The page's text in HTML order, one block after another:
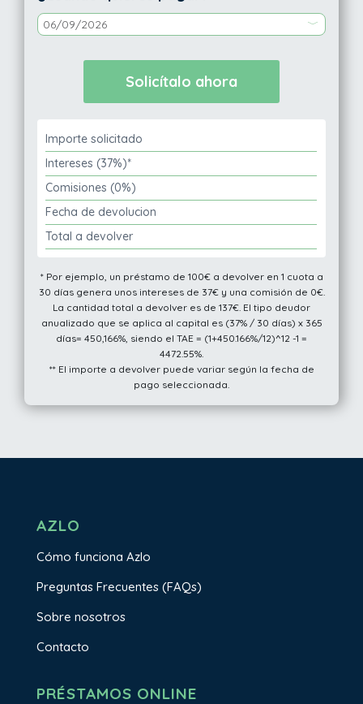
Importe solicitado
Intereses (37%)*
Comisiones (0%)
Fecha de devolucion
Total a devolver
* Por ejemplo, un préstamo de 100€ a devolver en 1 cuota a
30 días genera unos intereses de 37€ y una comisión de 0€.
La cantidad total a devolver es de 137€. El tipo deudor
anualizado que se aplica al capital es (37% / 30 días) x 365
días= 450,166%, siendo el TAE = (1+450.166%/12)^12 -1 =
4472.55%.
** El importe a devolver puede variar según la fecha de
pago seleccionada.
AZLO
Cómo funciona Azlo
Preguntas Frecuentes (FAQs)
Sobre nosotros
Contacto
PRÉSTAMOS ONLINE